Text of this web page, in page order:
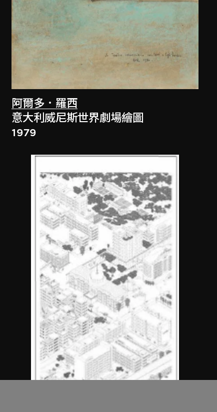
阿爾多．羅西
意大利威尼斯世界劇場繪圖
1979